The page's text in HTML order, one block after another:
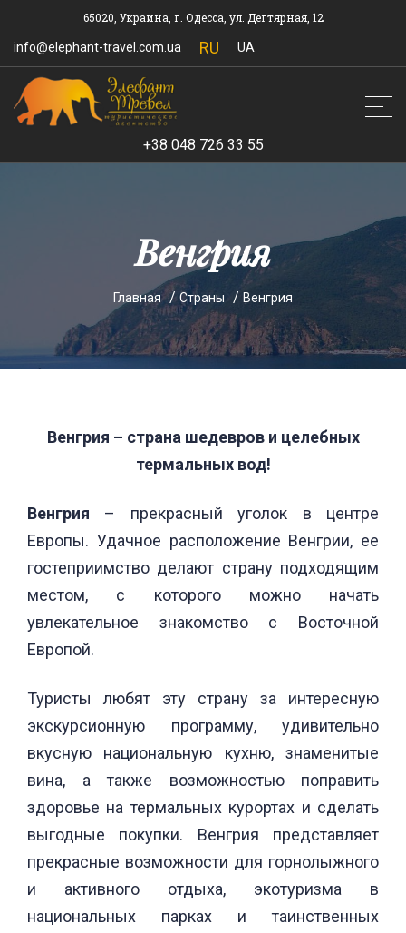
65020, Украина, г. Одесса, ул. Дегтярная, 12
info@elephant-travel.com.ua RU UA
+38 048 726 33 55
Венгрия
Главная Страны Венгрия
Венгрия – страна шедевров и целебных
термальных вод!
Венгрия – прекрасный уголок в центре
Европы. Удачное расположение Венгрии, ее
гостеприимство делают страну подходящим
местом, с которого можно начать
увлекательное знакомство с Восточной
Европой.
Туристы любят эту страну за интересную
экскурсионную программу, удивительно
вкусную национальную кухню, знаменитые
вина, а также возможностью поправить
здоровье на термальных курортах и сделать
выгодные покупки. Венгрия представляет
прекрасные возможности для горнолыжного
и активного отдыха, экотуризма в
национальных парках и таинственных